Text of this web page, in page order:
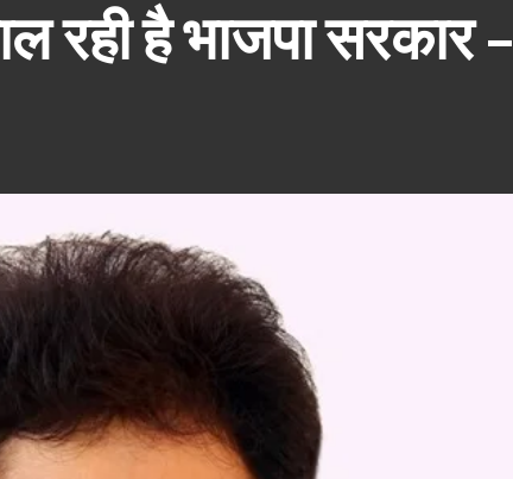
रही है भाजपा सरकार –